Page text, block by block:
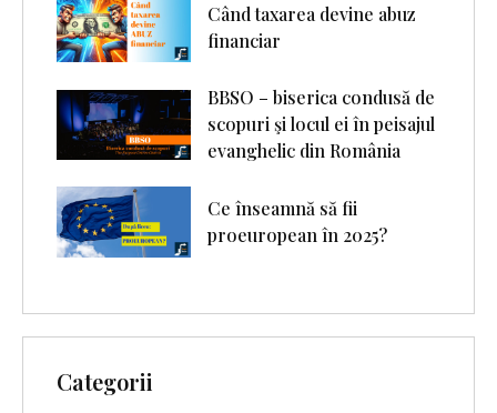
Când taxarea devine abuz
financiar
BBSO – biserica condusă de
scopuri şi locul ei în peisajul
evanghelic din România
Ce înseamnă să fii
proeuropean în 2025?
Categorii